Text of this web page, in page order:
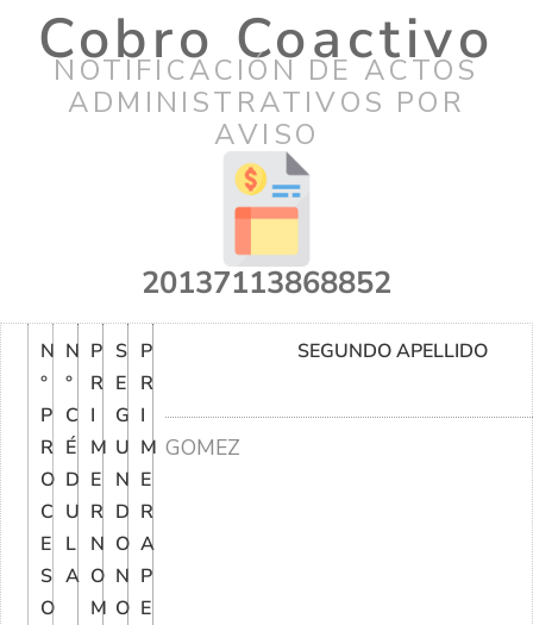
Cobro Coactivo
NOTIFICACIÓN DE ACTOS
ADMINISTRATIVOS POR
AVISO
20137113868852
N
°
P
R
O
C
E
S
O
N
°
C
É
D
U
L
A
P
R
I
M
E
R
N
O
M
S
E
G
U
N
D
O
N
O
P
R
I
M
E
R
A
P
E
SEGUNDO APELLIDO
GOMEZ